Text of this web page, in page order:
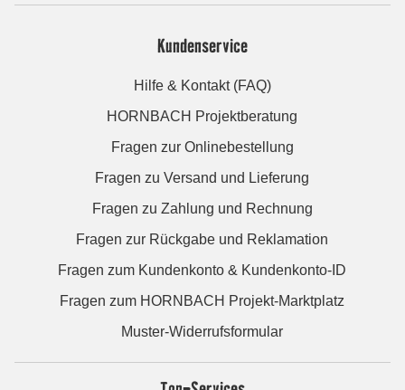
Kundenservice
Hilfe & Kontakt (FAQ)
HORNBACH Projektberatung
Fragen zur Onlinebestellung
Fragen zu Versand und Lieferung
Fragen zu Zahlung und Rechnung
Fragen zur Rückgabe und Reklamation
Fragen zum Kundenkonto & Kundenkonto-ID
Fragen zum HORNBACH Projekt-Marktplatz
Muster-Widerrufsformular